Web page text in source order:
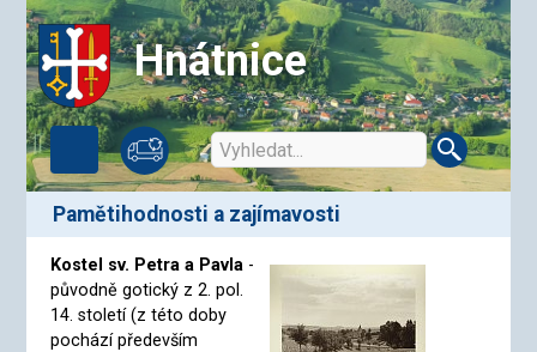
Hnátnice
Pamětihodnosti a zajímavosti
Kostel sv. Petra a Pavla -
původně gotický z 2. pol.
14. století (z této doby
pochází především